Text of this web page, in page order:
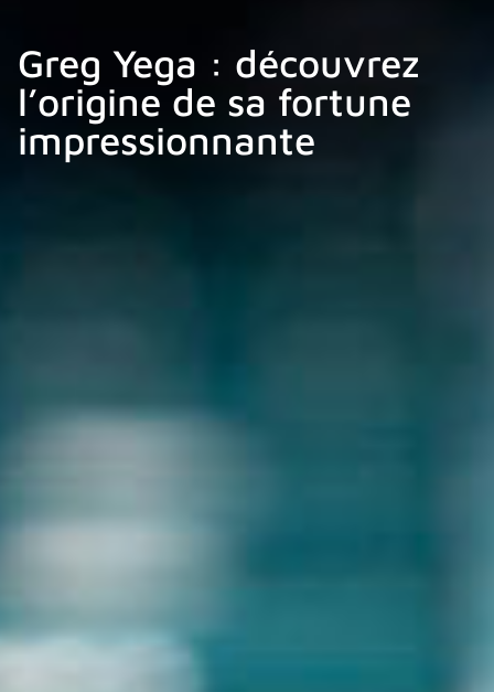
Greg Yega : découvrez
l’origine de sa fortune
impressionnante